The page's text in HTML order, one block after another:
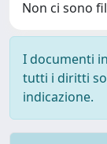
Non ci sono
I documenti
tutti i diritti
indicazione.